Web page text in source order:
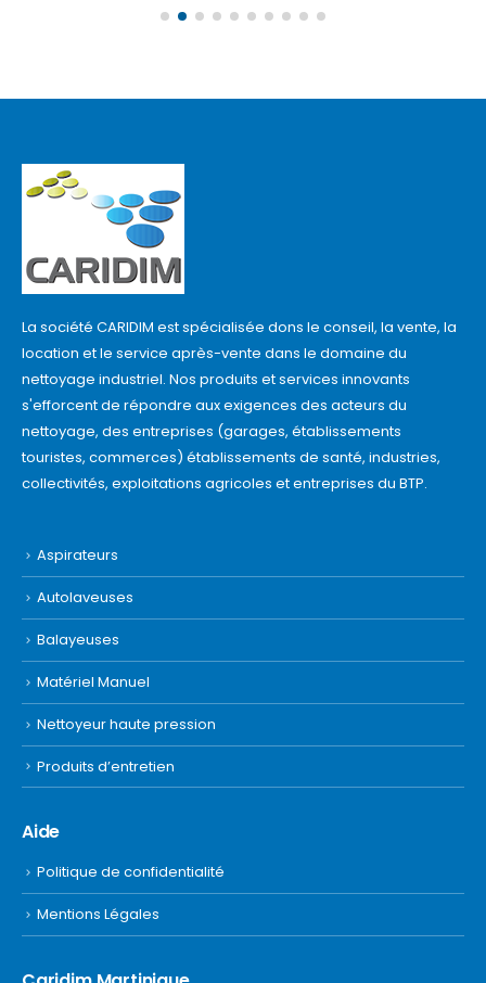
La société CARIDIM est spécialisée dons le conseil, la vente, la
location et le service après-vente dans le domaine du
nettoyage industriel. Nos produits et services innovants
s'efforcent de répondre aux exigences des acteurs du
nettoyage, des entreprises (garages, établissements
touristes, commerces) établissements de santé, industries,
collectivités, exploitations agricoles et entreprises du BTP.
Aspirateurs
Autolaveuses
Balayeuses
Matériel Manuel
Nettoyeur haute pression
Produits d’entretien
Aide
Politique de confidentialité
Mentions Légales